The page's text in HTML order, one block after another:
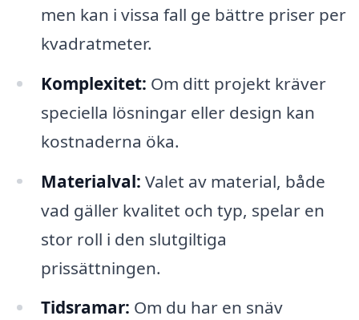
men kan i vissa fall ge bättre priser per
kvadratmeter.
Komplexitet: Om ditt projekt kräver
speciella lösningar eller design kan
kostnaderna öka.
Materialval: Valet av material, både
vad gäller kvalitet och typ, spelar en
stor roll i den slutgiltiga
prissättningen.
Tidsramar: Om du har en snäv